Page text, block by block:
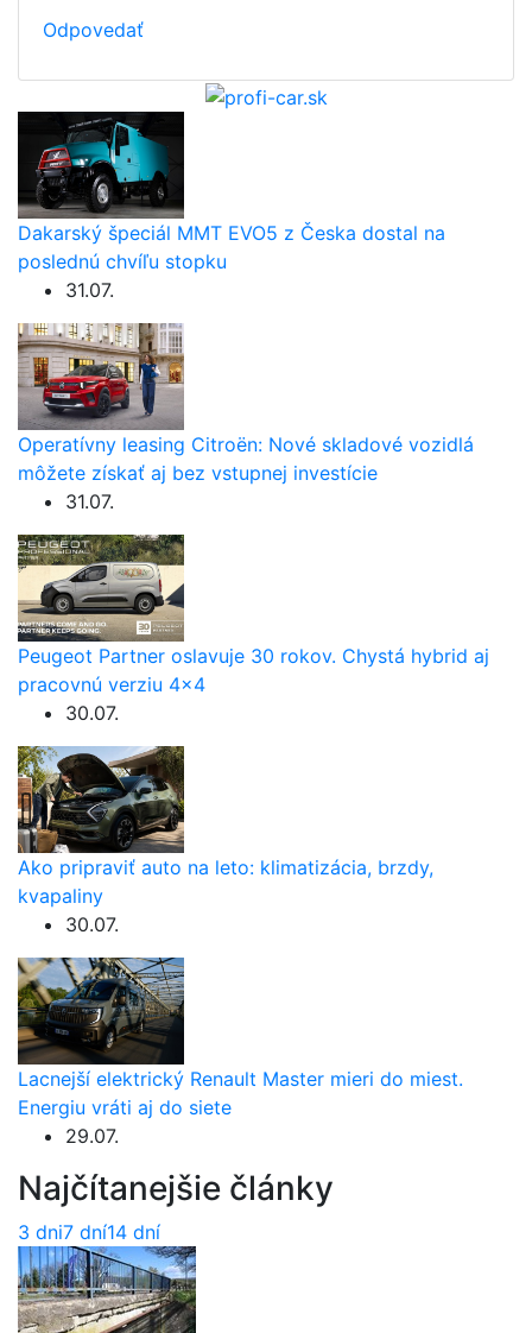
Odpovedať
Dakarský špeciál MMT EVO5 z Česka dostal na
poslednú chvíľu stopku
31.07.
Operatívny leasing Citroën: Nové skladové vozidlá
môžete získať aj bez vstupnej investície
31.07.
Peugeot Partner oslavuje 30 rokov. Chystá hybrid aj
pracovnú verziu 4×4
30.07.
Ako pripraviť auto na leto: klimatizácia, brzdy,
kvapaliny
30.07.
Lacnejší elektrický Renault Master mieri do miest.
Energiu vráti aj do siete
29.07.
Najčítanejšie články
3 dni7 dní14 dní